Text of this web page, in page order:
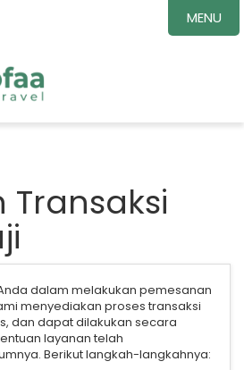
dalam melakukan pemesanan
menyediakan proses transaksi
dan dapat dilakukan secara
layanan telah
Berikut langkah-langkahnya:
MENU